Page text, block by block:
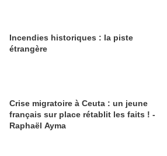
Incendies historiques : la piste
étrangère
Crise migratoire à Ceuta : un jeune
français sur place rétablit les faits ! -
Raphaël Ayma